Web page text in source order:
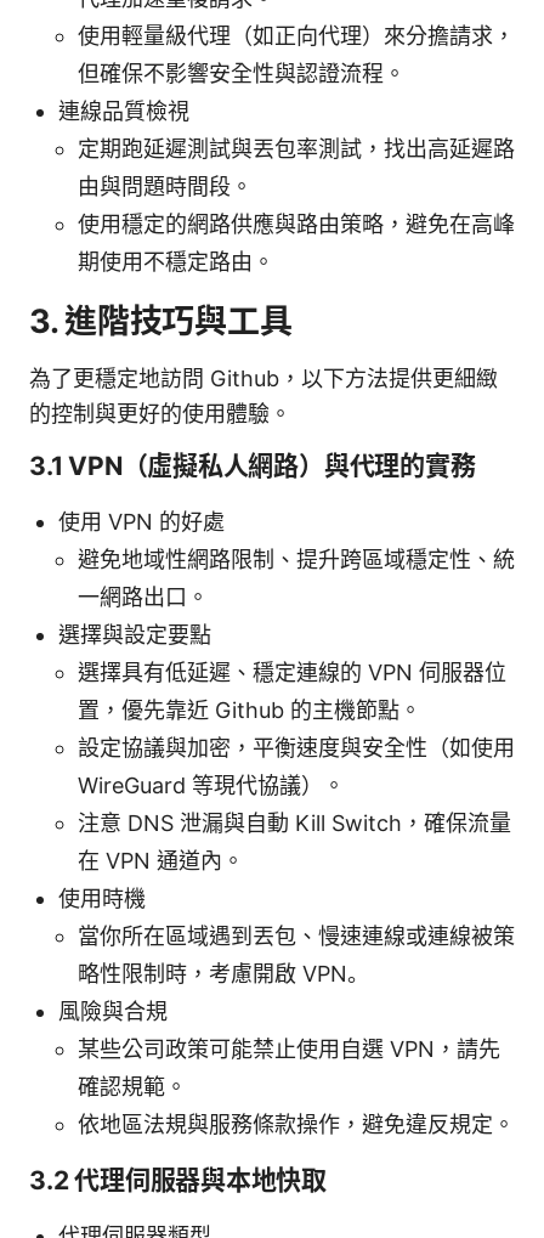
使用輕量級代理（如正向代理）來分擔請求，
但確保不影響安全性與認證流程。
連線品質檢視
定期跑延遲測試與丟包率測試，找出高延遲路
由與問題時間段。
使用穩定的網路供應與路由策略，避免在高峰
期使用不穩定路由。
3. 進階技巧與工具
為了更穩定地訪問 Github，以下方法提供更細緻
的控制與更好的使用體驗。
3.1 VPN（虛擬私人網路）與代理的實務
使用 VPN 的好處
避免地域性網路限制、提升跨區域穩定性、統
一網路出口。
選擇與設定要點
選擇具有低延遲、穩定連線的 VPN 伺服器位
置，優先靠近 Github 的主機節點。
設定協議與加密，平衡速度與安全性（如使用
WireGuard 等現代協議）。
注意 DNS 泄漏與自動 Kill Switch，確保流量
在 VPN 通道內。
使用時機
當你所在區域遇到丟包、慢速連線或連線被策
略性限制時，考慮開啟 VPN。
風險與合規
某些公司政策可能禁止使用自選 VPN，請先
確認規範。
依地區法規與服務條款操作，避免違反規定。
3.2 代理伺服器與本地快取